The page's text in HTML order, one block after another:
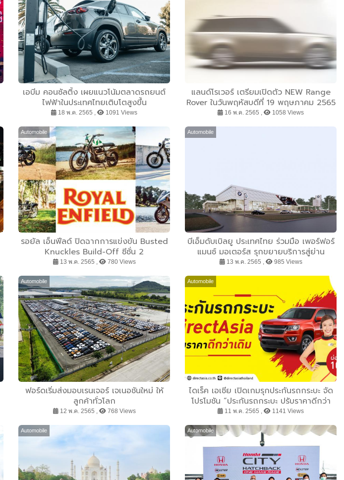
เอบีม คอนซัลติ้ง เผยแนวโน้มตลาดรถยนต์
ไฟฟ้าในประเทศไทยเติบโตสูงขึ้น
18 พ.ค. 2565 , 1091 Views
แลนด์โรเวอร์ เตรียมเปิดตัว NEW Range
Rover ในวันพฤหัสบดีที่ 19 พฤษภาคม 2565
เวลา 19.00 น.
16 พ.ค. 2565 , 1058 Views
Automobile
รอยัล เอ็นฟีลด์ ปิดฉากการแข่งขัน Busted
Knuckles Build-Off ซีซั่น 2
13 พ.ค. 2565 , 780 Views
Automobile
บีเอ็มดับเบิลยู ประเทศไทย ร่วมมือ เพอร์ฟอร์
แมนซ์ มอเตอร์ส รุกขยายบริการสู่ย่าน
ราชพฤกษ์ เตรียมมอบประสบการณ์ยนตรกร
รมเต็มรูปแบบ พร้อม M Showroom
13 พ.ค. 2565 , 985 Views
Automobile
ฟอร์ดเริ่มส่งมอบเรนเจอร์ เจเนอชันใหม่ ให้
ลูกค้าทั่วโลก
12 พ.ค. 2565 , 768 Views
Automobile
ไดเร็ค เอเชีย เปิดเกมรุกประกันรถกระบะ จัด
โปรโมชัน “ประกันรถกระบะ ปรับราคาดีกว่า
เดิม” พร้อมท้าเช็กเบี้ย รองรับยอดขายรถ
กระบะเติบโต
11 พ.ค. 2565 , 1141 Views
Automobile Automobile